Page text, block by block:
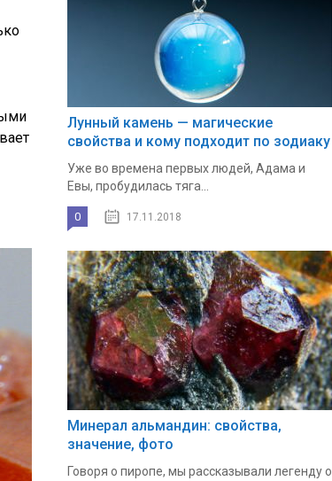
Лунный камень — магические
свойства и кому подходит по зодиаку
Уже во времена первых людей, Адама и
Евы, пробудилась тяга...
0 17.11.2018
Минерал альмандин: свойства,
значение, фото
Говоря о пиропе, мы рассказывали легенду о